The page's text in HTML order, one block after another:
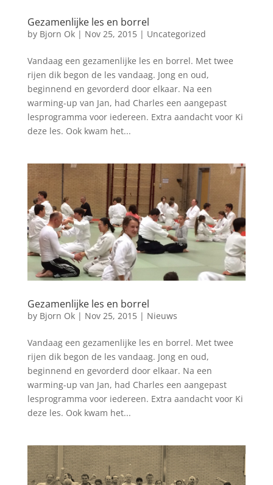
Gezamenlijke les en borrel
by Bjorn Ok| Nov 25, 2015| Uncategorized
Vandaag een gezamenlijke les en borrel. Met twee
rijen dik begon de les vandaag. Jong en oud,
beginnend en gevorderd door elkaar. Na een
warming-up van Jan, had Charles een aangepast
lesprogramma voor iedereen. Extra aandacht voor Ki
deze les. Ook kwam het...
Gezamenlijke les en borrel
by Bjorn Ok| Nov 25, 2015| Nieuws
Vandaag een gezamenlijke les en borrel. Met twee
rijen dik begon de les vandaag. Jong en oud,
beginnend en gevorderd door elkaar. Na een
warming-up van Jan, had Charles een aangepast
lesprogramma voor iedereen. Extra aandacht voor Ki
deze les. Ook kwam het...